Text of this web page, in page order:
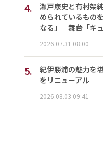
4.
瀬戸康史と有村架
められているもの
なる」 舞台「キュ
2026.07.31 08:00
5.
紀伊勝浦の魅力を
をリニューアル
2026.08.03 09:41